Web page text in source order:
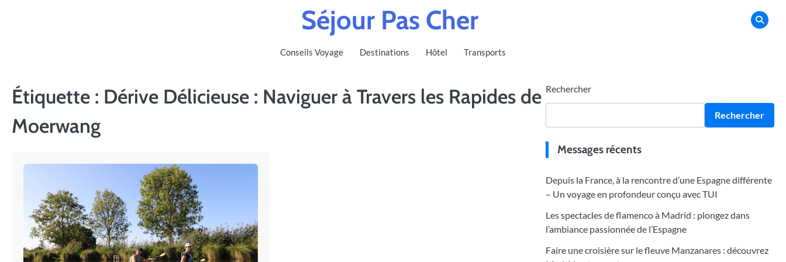
Séjour Pas Cher
Conseils Voyage Destinations Hôtel Transports
Étiquette : Dérive Délicieuse : Naviguer à Travers les Rapides de
Moerwang
Rechercher
Rechercher
Messages récents
Depuis la France, à la rencontre d’une Espagne différente
– Un voyage en profondeur conçu avec TUI
Les spectacles de flamenco à Madrid : plongez dans
l’ambiance passionnée de l’Espagne
Faire une croisière sur le fleuve Manzanares : découvrez